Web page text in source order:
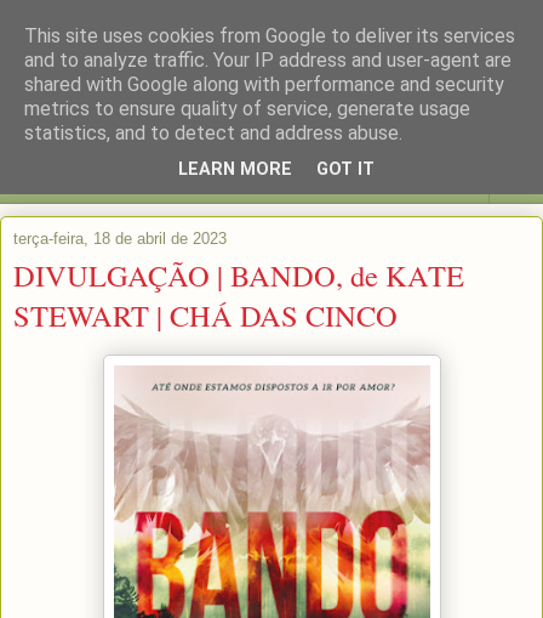
terça-feira, 18 de abril de 2023
DIVULGAÇÃO | BANDO, de KATE
STEWART | CHÁ DAS CINCO
This site uses cookies from Google to deliver its services
and to analyze traffic. Your IP address and user-agent are
shared with Google along with performance and security
metrics to ensure quality of service, generate usage
statistics, and to detect and address abuse.
LEARN MORE GOT IT